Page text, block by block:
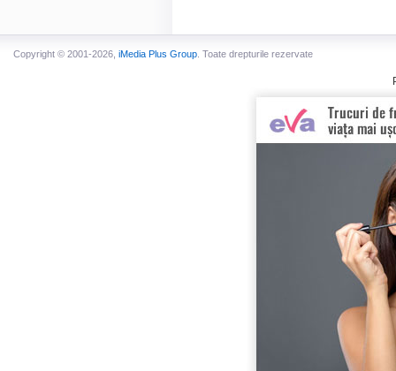
Copyright © 2001-2026, iMedia Plus Group . Toate drepturile rezervate